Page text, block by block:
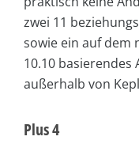
zwei 11
sowie ein auf dem
10.10 basierendes
außerhalb von
Plus 4